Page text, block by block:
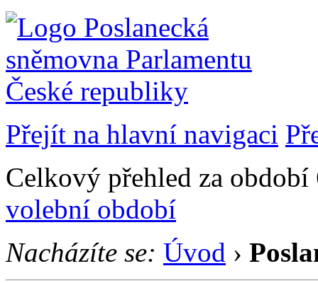
Přejít na hlavní navigaci
Celkový přehled za
volební období
Nacházíte se: Úvod ›